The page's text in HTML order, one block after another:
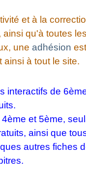
et à la
qu'à toutes
une adhésion est
ainsi à tout le site.
interactifs de
et 5ème,
ainsi que
autres fiches